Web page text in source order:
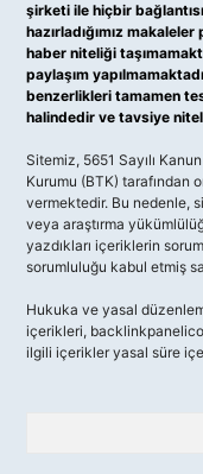
şirketi ile hiçbir
hazırladığımız
haber niteliği
paylaşım
benzerlikleri tamamen
halindedir ve tavsiye
Sitemiz, 5651 Sayılı
Kurumu (BTK) tarafından
vermektedir. Bu nedenle,
veya araştırma
yazdıkları içeriklerin
sorumluluğu kabul etmiş
Hukuka ve yasal
içerikleri,
ilgili içerikler yasal süre